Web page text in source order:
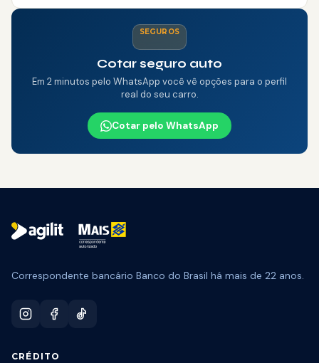
SEGUROS
Cotar seguro auto
Em 2 minutos pelo WhatsApp você vê opções para o perfil
real do seu carro.
Cotar pelo WhatsApp
Pode Parcelar:
Aproveitar →
Correspondente bancário Banco do Brasil há mais de 22 anos.
CRÉDITO